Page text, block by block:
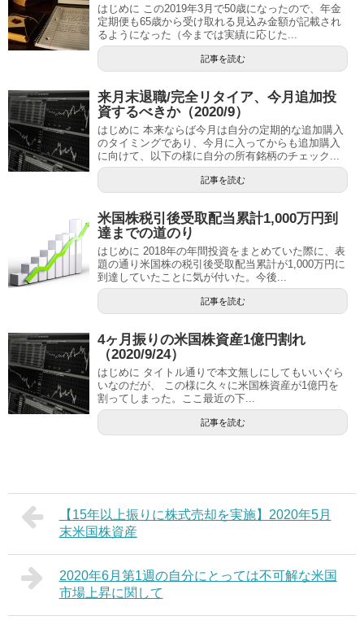
はじめに この2019年3月で50歳になったので、年金
定期便も65歳から受け取れる見込み金額が記載され
るようになった（今までは実績に応じた...
記事を読む
来月末退職/完全リタイア、今月追加投
資するべきか（2020/9）
はじめに 本来ならば今月は自分の定期的な追加購入
のタイミングであり、今月に入ってからも追加購入
に向けて、以下の様に自分の所有銘柄のチェック...
記事を読む
米国株税引後受取配当累計1,000万円到
達までの道のり
はじめに 2018年の年間投資をまとめていた際に、表
題の通り米国株の税引後受取配当累計が1,000万円に
到達していたことに気が付いた。今後...
記事を読む
4ヶ月振りの米国株資産1億円割れ
（2020/9/24）
はじめに タイトル通りで本文無しにしてもいいぐら
いなのだが、 この様に久々に米国株資産が1億円を
割ってしまった。ここ最近の下...
記事を読む
【15年以上振りに株式売却を実施】2020年5月
末米国株資産
2020年6月第1週の自分にとっては不可解な米国
市場上昇に関して